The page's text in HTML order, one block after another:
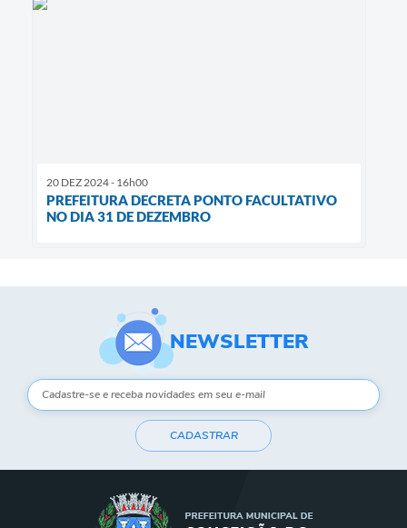
20 DEZ 2024 - 16h00
PREFEITURA DECRETA PONTO FACULTATIVO
NO DIA 31 DE DEZEMBRO
NEWSLETTER
CADASTRAR